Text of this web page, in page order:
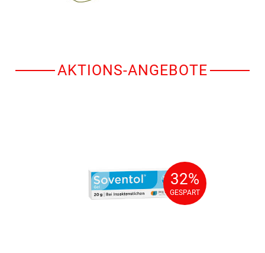
AKTIONS-ANGEBOTE
32%
GESPART
32%
GESPART